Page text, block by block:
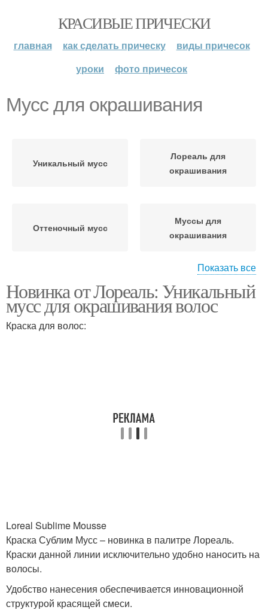
КРАСИВЫЕ ПРИЧЕСКИ
главная как сделать прическу
виды причесок
уроки
фото причесок
Мусс для окрашивания
Уникальный мусс
Лореаль для
окрашивания
Оттеночный мусс
Муссы для
окрашивания
Мусс для волос Мусс на волосы
Показать все
Новинка от Лореаль: Уникальный
мусс для окрашивания волос
Краска для волос:
Loreal Sublime Mousse
Краска Сублим Мусс – новинка в палитре Лореаль.
Краски данной линии исключительно удобно наносить на
волосы.
Удобство нанесения обеспечивается инновационной
структурой красящей смеси.